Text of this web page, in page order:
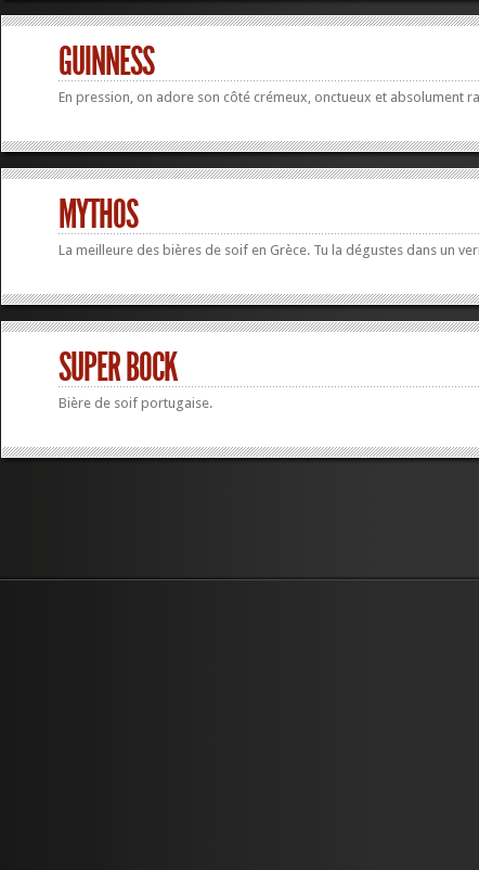
GUINNESS
En pression, on adore son côté crémeux, onctueux et absolument
MYTHOS
La meilleure des bières de soif en Grèce. Tu la dégustes dans un
SUPER BOCK
Bière de soif portugaise.